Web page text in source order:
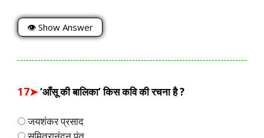
👁 Show Answer
17➤‘आँसू की बालिका’ किस कवि की रचना है ?
जयशंकर प्रसाद